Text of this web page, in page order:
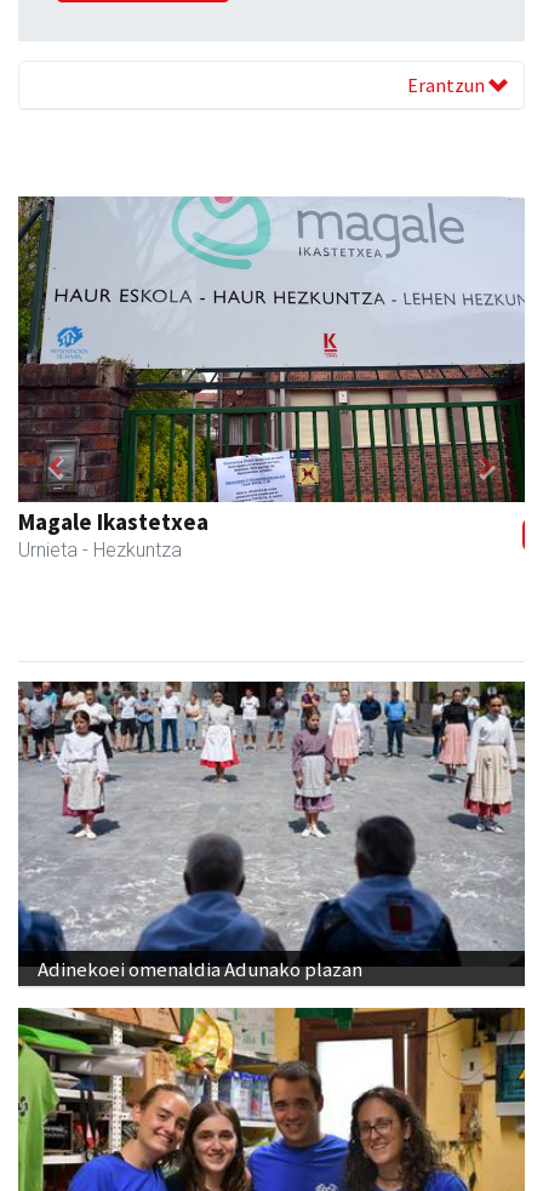
Erantzun
Magale Ikastetxea
Urnieta - Hezkuntza
Previous Next
Adinekoei omenaldia Adunako plazan